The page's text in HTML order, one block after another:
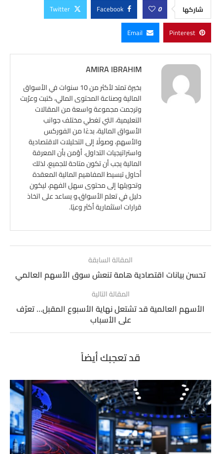
شاركها 0
Facebook
Twitter
Pinterest
Email
AMIRA IBRAHIM
بخبرة تمتد لأكثر من 10 سنوات في الأسواق
المالية وصناعة المحتوى المالي، كتبت وعرّبت
وترجمت مجموعة واسعة من المقالات
التعليمية، التي تغطي مختلف جوانب
الأسواق المالية، بدءًا من الفوركس
والأسهم، وصولًا إلى التحليلات الاقتصادية
واستراتيجيات التداول. أؤمن بأن المعرفة
المالية يجب أن تكون متاحة للجميع، لذلك
أحاول تبسيط المفاهيم المالية المعقدة
وتحويلها إلى محتوى سهل الفهم، ليكون
دليل في تعلم الأسواق،و يساعد على اتخاذ
قرارات استثمارية أكثر وعيًا.
المقالة السابقة
تحسن بيانات اقتصادية هامة تنعش سوق الأسهم العالمي
المقالة التالية
الأسهم العالمية قد تشتعل نهاية الأسبوع المقبل… تعرّف
على الأسباب
قد تعجبك أيضاً